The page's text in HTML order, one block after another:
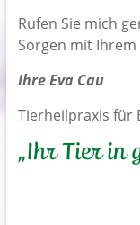
Rufen Sie mich
Sorgen mit Ihrem
Ihre Eva Cau
Tierheilpraxis für